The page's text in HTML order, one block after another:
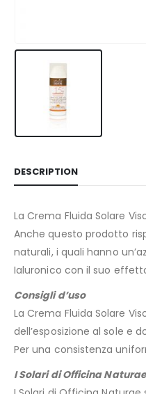
DESCRIPTION
LaCrema Fluida Solare Viso
Anche questo prodotto
naturali, i quali hanno
Ialuronico con il suo
Consigli d’uso
La Crema Fluida Solare
dell’esposizione al sole e
Per una consistenza
I Solari di Officina Naturae